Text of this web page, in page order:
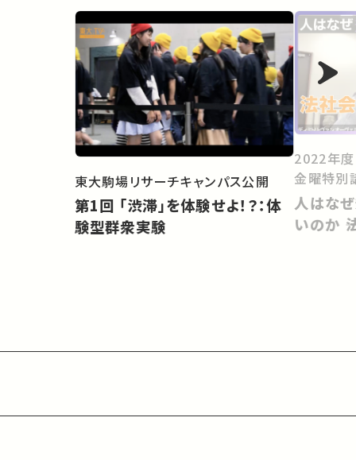
東大駒場リサーチキャンパス公開
第1回 「渋滞」を体験せよ！？：体
験型群衆実験
2022年度
金曜特別
人はな
いのか